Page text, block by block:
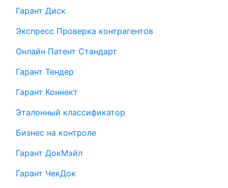
Гарант Диск
Экспресс Проверка контрагентов
Онлайн Патент Стандарт
Гарант Тендер
Гарант Коннект
Эталонный классификатор
Бизнес на контроле
Гарант ДокМэйл
Гарант ЧекДок